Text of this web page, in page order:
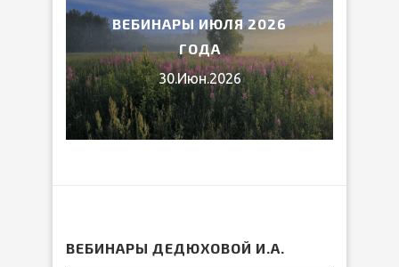
ВЕБИНАРЫ ИЮЛЯ 2026
ГОДА
30.Июн.2026
ВЕБИНАРЫ ДЕДЮХОВОЙ И.А.